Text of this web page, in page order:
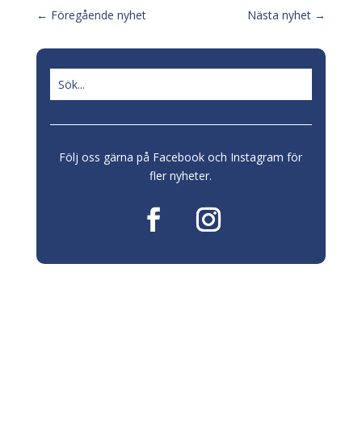
← Föregående nyhet Nästa nyhet →
Följ oss gärna på Facebook och Instagram för
fler nyheter.